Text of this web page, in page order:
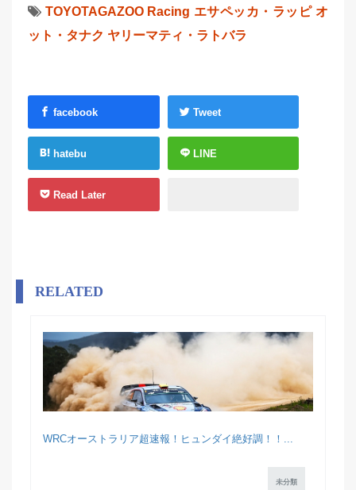
TOYOTAGAZOO Racing エサペッカ・ラッピ オ
ット・タナク ヤリーマティ・ラトバラ
facebook Tweet
hatebu LINE
Read Later
RELATED
WRCオーストラリア超速報！ヒュンダイ絶好調！！...
未分類